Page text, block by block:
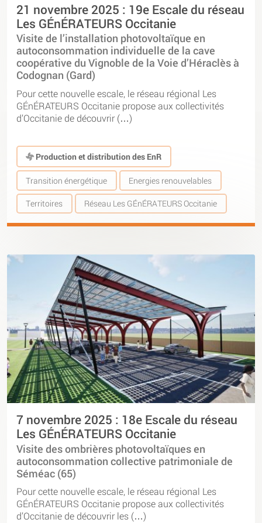
21 novembre 2025 : 19e Escale du réseau
Les GÉnÉRATEURS Occitanie
Visite de l’installation photovoltaïque en
autoconsommation individuelle de la cave
coopérative du Vignoble de la Voie d’Héraclès à
Codognan (Gard)
Pour cette nouvelle escale, le réseau régional Les
GÉnÉRATEURS Occitanie propose aux collectivités
d’Occitanie de découvrir (…)
Production et distribution des EnR
Transition énergétique Energies renouvelables
Territoires Réseau Les GÉnÉRATEURS Occitanie
7 novembre 2025 : 18e Escale du réseau
Les GÉnÉRATEURS Occitanie
Visite des ombrières photovoltaïques en
autoconsommation collective patrimoniale de
Séméac (65)
Pour cette nouvelle escale, le réseau régional Les
GÉnÉRATEURS Occitanie propose aux collectivités
d’Occitanie de découvrir les (…)